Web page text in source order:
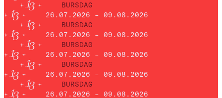
BURSDAG
26.07.2026 – 09.08.2026
BURSDAG
26.07.2026 – 09.08.2026
BURSDAG
26.07.2026 – 09.08.2026
BURSDAG
26.07.2026 – 09.08.2026
BURSDAG
26.07.2026 – 09.08.2026